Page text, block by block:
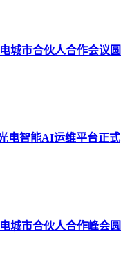
城市合伙人合作会议圆
电智能AI运维平台正式
城市合伙人合作峰会圆